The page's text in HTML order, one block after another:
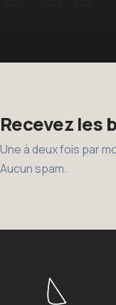
Recevez les
Une à deux fois par
Aucun spam.